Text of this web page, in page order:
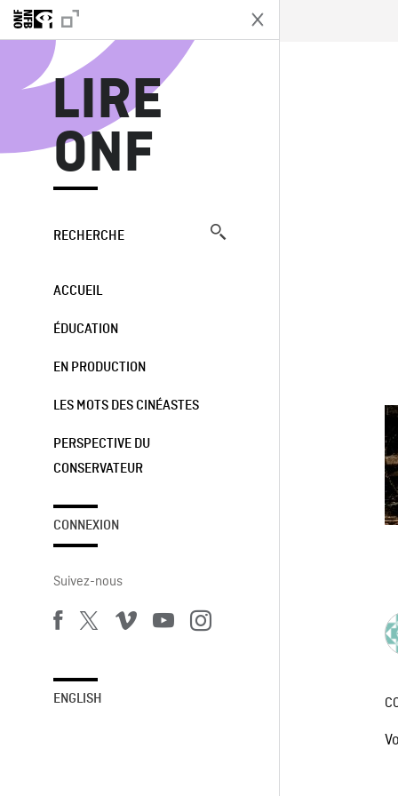
LIRE
ONF
RECHERCHE
ACCUEIL
ÉDUCATION
EN PRODUCTION
LES MOTS DES CINÉASTES
PERSPECTIVE DU
CONSERVATEUR
CONNEXION
Suivez-nous
ENGLISH